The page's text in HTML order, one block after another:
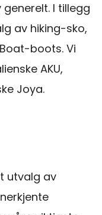
I tillegg
av hiking-sko,
boots. Vi
AKU,
Joya.
utvalg av